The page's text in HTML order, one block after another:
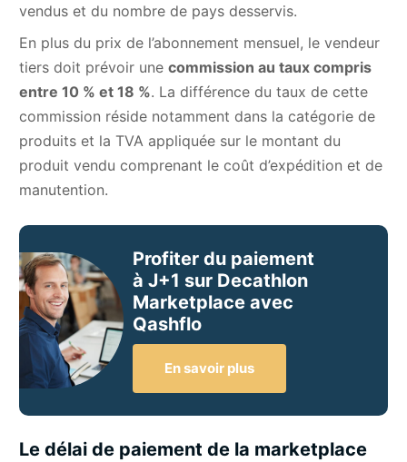
vendus et du nombre de pays desservis.
En plus du prix de l’abonnement mensuel, le vendeur
tiers doit prévoir une commission au taux compris
entre 10 % et 18 %. La différence du taux de cette
commission réside notamment dans la catégorie de
produits et la TVA appliquée sur le montant du
produit vendu comprenant le coût d’expédition et de
manutention.
Profiter du paiement
à J+1 sur Decathlon
Marketplace avec
Qashflo
En savoir plus
Le délai de paiement de la marketplace